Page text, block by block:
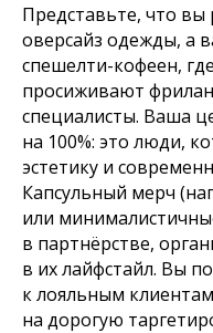
Представьте, что
оверсайз одежды, а
спешелти-кофеен,
просиживают
специалисты. Ваша
на 100%: это люди,
эстетику и
Капсульный мерч
или
в партнёрстве,
в их лайфстайл. Вы
к лояльным
на дорогую
брендов
Посмотрите, как у
ПОСМОТРЕТЬ